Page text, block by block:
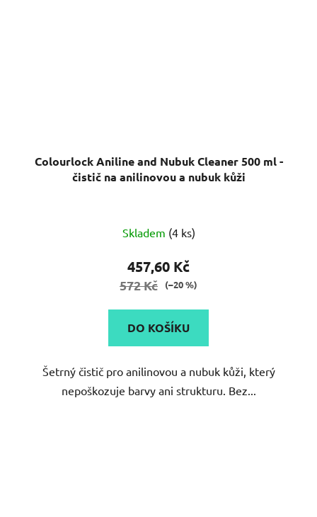
Colourlock Aniline and Nubuk Cleaner 500 ml -
čistič na anilinovou a nubuk kůži
Skladem (4 ks)
457,60 Kč
572 Kč (–20 %)
DO KOŠÍKU
Šetrný čistič pro anilinovou a nubuk kůži, který
nepoškozuje barvy ani strukturu. Bez...